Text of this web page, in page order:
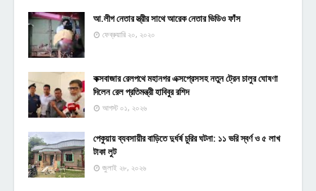
আ.লীগ নেতার স্ত্রীর সাথে আরেক নেতার ভিডিও ফাঁস
ফেব্রুয়ারি ২০, ২০২০
কক্সবাজার রেলপথে মহানগর এক্সপ্রেসসহ নতুন ট্রেন চালুর ঘোষণা
দিলেন রেল প্রতিমন্ত্রী হাবিবুর রশিদ
আগস্ট ০১, ২০২৬
পেকুয়ায় ব্যবসায়ীর বাড়িতে দুর্ধর্ষ চুরির ঘটনা: ১১ ভরি স্বর্ণ ও ৫ লাখ
টাকা লুট
জুলাই ২৮, ২০২৬